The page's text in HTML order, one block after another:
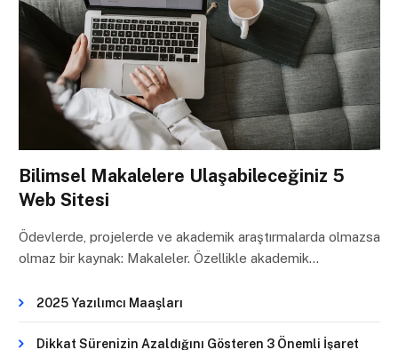
Bilimsel Makalelere Ulaşabileceğiniz 5
Web Sitesi
Ödevlerde, projelerde ve akademik araştırmalarda olmazsa
olmaz bir kaynak: Makaleler. Özellikle akademik…
2025 Yazılımcı Maaşları
Dikkat Sürenizin Azaldığını Gösteren 3 Önemli İşaret